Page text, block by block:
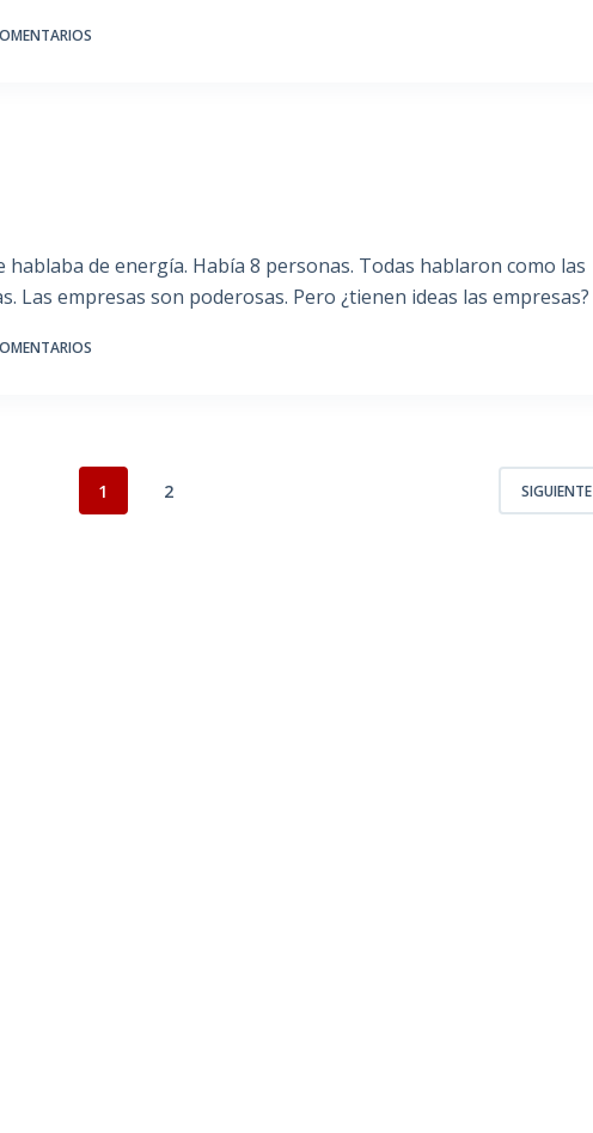
de energía. Había 8 personas. Todas hablaron como las
Las empresas son poderosas. Pero ¿tienen ideas las empresas?
1 2 SIGUIENTE